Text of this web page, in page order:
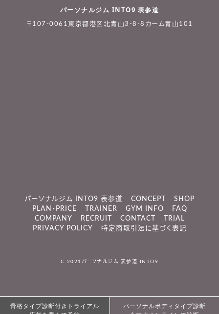
パーソナルジム INTO9 表参道
〒107-0061東京都港区北青山3-8-8カーム青山101
パーソナルジム INTO9 表参道 CONCEPT
SHOP
PLAN・PRICE
TRAINER GYM INFO
FAQ
COMPANY
RECRUIT CONTACT
TRIAL
PRIVACY POLICY
特定商取引法に基づく表記
C 2021 パーソナルジム 表参道 INTO9
骨格タイプ診断付きトライアル
パーソナルボディタイプ診断
骨格タイプ診断付きトライアル
パーソナルボディタイプ診断